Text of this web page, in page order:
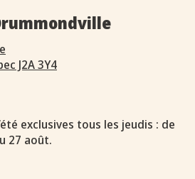
J2A 3Y4
exclusives tous les jeudis : de
27 août.